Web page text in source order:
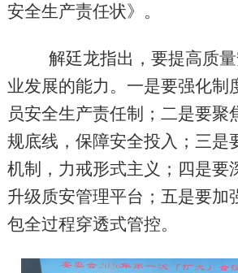
安全生产责任状》。
解廷龙指出，要提高质
业发展的能力。一是要强化制
员安全生产责任制；二是要聚
规底线，保障安全投入；三是
机制，力戒形式主义；四是要
升级质安管理平台；五是要加
包全过程穿透式管控。